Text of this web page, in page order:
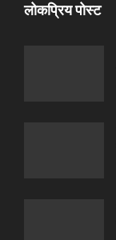
लोकप्रिय पोस्ट